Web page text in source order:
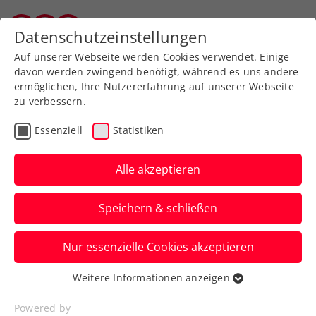
Zurück zur Newsübersicht
Verbands-Info
Warum es sich lohnt,
eine Milliarde in
Österreichs Sportstätten
zu investieren
Im österreichischen Sport herrscht
dringender Handlungsbedarf. Auch und
besonders im Tennis.
Datenschutzeinstellungen
Auf unserer Webseite werden Cookies verwendet. Einige
davon werden zwingend benötigt, während es uns andere
ermöglichen, Ihre Nutzererfahrung auf unserer Webseite
zu verbessern.
Essenziell Statistiken
Alle akzeptieren
Speichern & schließen
Nur essenzielle Cookies akzeptieren
Essenziell
Essenzielle Cookies werden für grundlegende
Weitere Informationen anzeigen
Powered by